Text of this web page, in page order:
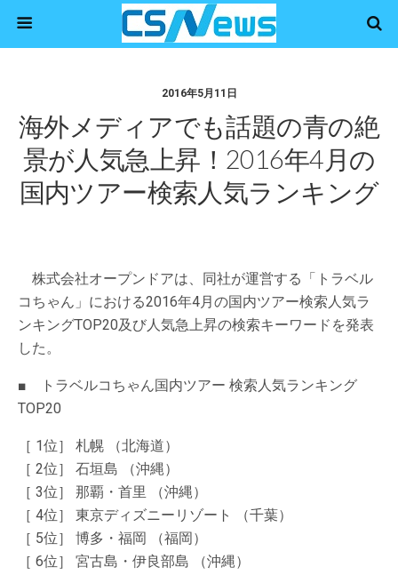
2016年5月11日
海外メディアでも話題の青の絶
景が人気急上昇！2016年4月の
国内ツアー検索人気ランキング
株式会社オープンドアは、同社が運営する「トラベル
コちゃん」における2016年4月の国内ツアー検索人気ラ
ンキングTOP20及び人気急上昇の検索キーワードを発表
した。
■ トラベルコちゃん国内ツアー 検索人気ランキング
TOP20
［ 1位］ 札幌 （北海道）
［ 2位］ 石垣島 （沖縄）
［ 3位］ 那覇・首里 （沖縄）
［ 4位］ 東京ディズニーリゾート （千葉）
［ 5位］ 博多・福岡 （福岡）
［ 6位］ 宮古島・伊良部島 （沖縄）